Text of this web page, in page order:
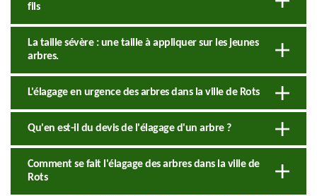
fils
La taille sévère : une taille à appliquer sur les jeunes
arbres.
L'élagage en urgence des arbres dans la ville de Rots
Qu'en est-il du devis de l'élagage d'un arbre ?
Comment se fait l'élagage des arbres dans la ville de
Rots